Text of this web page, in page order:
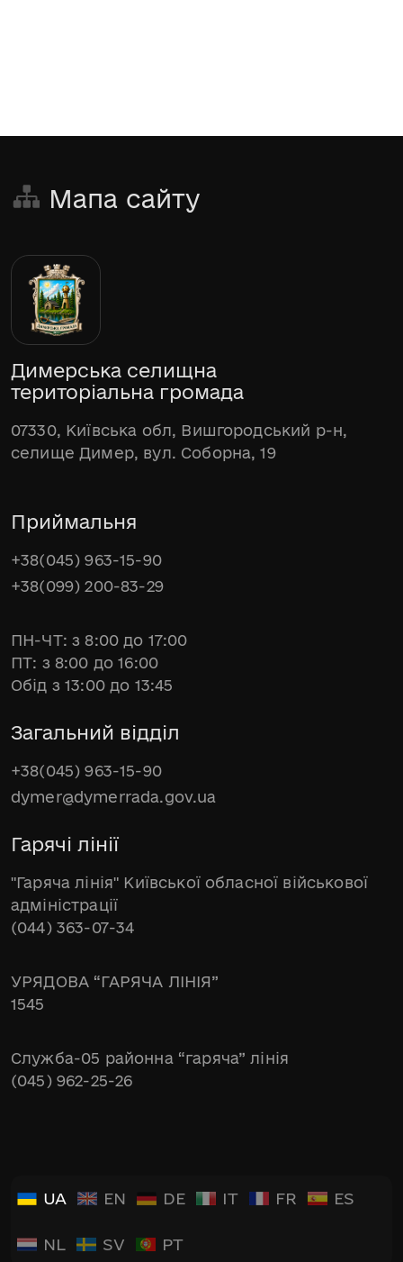
Мапа сайту
Димерська селищна
територіальна громада
07330, Київська обл, Вишгородський р-н,
селище Димер, вул. Соборна, 19
Приймальня
+38(045) 963-15-90
+38(099) 200-83-29
ПН-ЧТ: з 8:00 до 17:00
ПТ: з 8:00 до 16:00
Обід з 13:00 до 13:45
Загальний відділ
+38(045) 963-15-90
dymer@dymerrada.gov.ua
Гарячі лінії
"Гаряча лінія" Київської обласної військової
адміністрації
(044) 363-07-34
УРЯДОВА “ГАРЯЧА ЛІНІЯ”
1545
Служба-05 районна “гаряча” лінія
(045) 962-25-26
UA EN DE IT FR ES
NL SV PT